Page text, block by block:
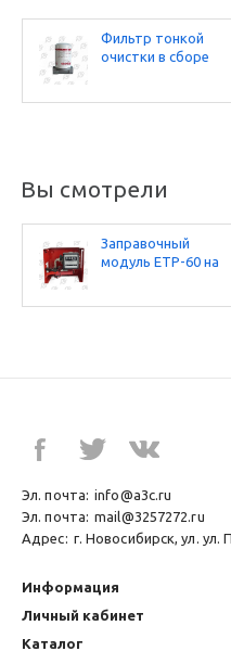
Фильтр тонкой
очистки в сборе
Вы смотрели
Заправочный
модуль ЕТР-60 на
Эл. почта: info@a3c.ru
Эл. почта: mail@3257272.ru
Адрес: г. Новосибирск, ул.
Информация
Личный кабинет
Каталог